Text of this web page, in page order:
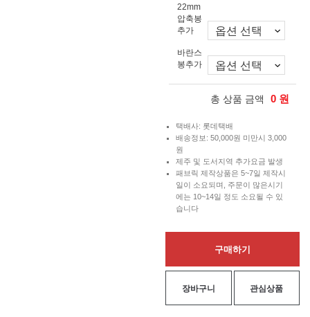
22mm
압축봉
추가
바란스
봉추가
총 상품 금액 0 원
택배사: 롯데택배
배송정보: 50,000원 미만시 3,000
원
제주 및 도서지역 추가요금 발생
패브릭 제작상품은 5~7일 제작시
일이 소요되며, 주문이 많은시기
에는 10~14일 정도 소요될 수 있
습니다
구매하기
장바구니 관심상품